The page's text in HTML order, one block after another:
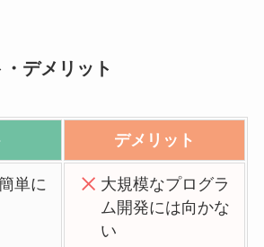
デメリット
デメリット
単に
大規模なプログラ
ム開発には向かな
い